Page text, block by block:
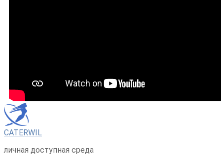
CATERWIL
личная доступная среда